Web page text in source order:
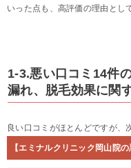
いった点も、高評価の理由とし
1-3.悪い口コミ14件
漏れ、脱毛効果に関
良い口コミがほとんどですが、
【エミナルクリニック岡山院